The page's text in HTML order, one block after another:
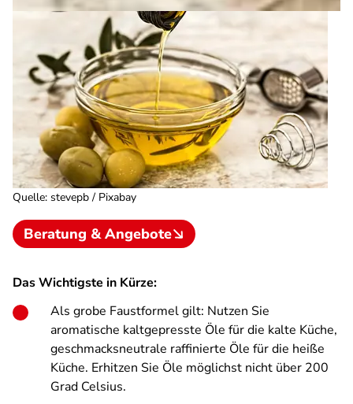
Quelle: stevepb / Pixabay
Beratung & Angebote
Das Wichtigste in Kürze:
Als grobe Faustformel gilt: Nutzen Sie
aromatische kaltgepresste Öle für die kalte Küche,
geschmacksneutrale raffinierte Öle für die heiße
Küche. Erhitzen Sie Öle möglichst nicht über 200
Grad Celsius.